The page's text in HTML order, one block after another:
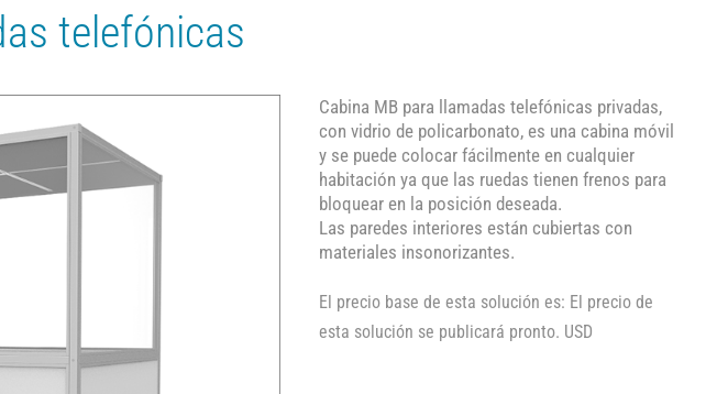
telefónicas
Cabina MB para llamadas telefónicas privadas,
con vidrio de policarbonato, es una cabina móvil
y se puede colocar fácilmente en cualquier
habitación ya que las ruedas tienen frenos para
bloquear en la posición deseada.
Las paredes interiores están cubiertas con
materiales insonorizantes.
El precio base de esta solución es: El precio de
esta solución se publicará pronto. USD